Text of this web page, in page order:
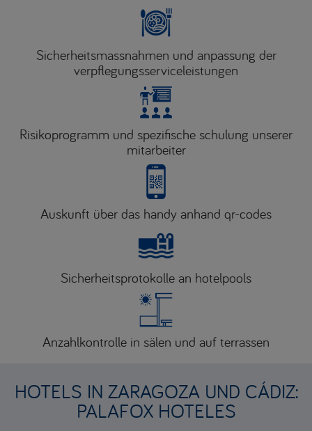
Sicherheitsmassnahmen und anpassung der
verpflegungsserviceleistungen
Risikoprogramm und spezifische schulung unserer
mitarbeiter
Auskunft über das handy anhand qr-codes
Sicherheitsprotokolle an hotelpools
Anzahlkontrolle in sälen und auf terrassen
HOTELS IN ZARAGOZA UND CÁDIZ:
PALAFOX HOTELES